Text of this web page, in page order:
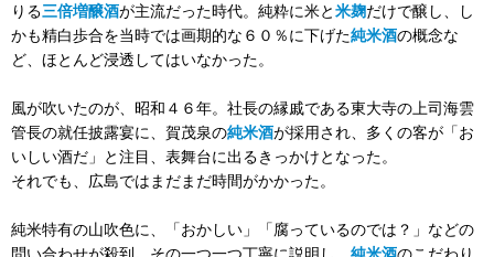
りる三倍増醸酒が主流だった時代。純粋に米と米麹だけで醸し、し
かも精白歩合を当時では画期的な６０％に下げた純米酒の概念な
ど、ほとんど浸透してはいなかった。
風が吹いたのが、昭和４６年。社長の縁戚である東大寺の上司海雲
管長の就任披露宴に、賀茂泉の純米酒が採用され、多くの客が「お
いしい酒だ」と注目、表舞台に出るきっかけとなった。
それでも、広島ではまだまだ時間がかかった。
純米特有の山吹色に、「おかしい」「腐っているのでは？」などの